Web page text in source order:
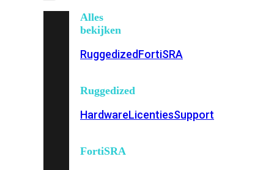
Alles
bekijken
RuggedizedFortiSRA
Ruggedized
HardwareLicentiesSupport
FortiSRA